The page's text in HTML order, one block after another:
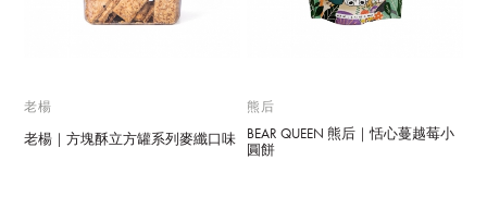
老楊
老楊｜方塊酥立方罐系列麥纖口味
熊后
BEAR QUEEN 熊后｜恬心蔓越莓小
圓餅